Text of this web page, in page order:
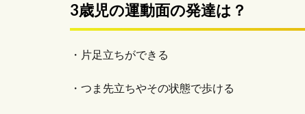
3歳児の運動面の発達は？
・片足立ちができる
・つま先立ちやその状態で歩ける